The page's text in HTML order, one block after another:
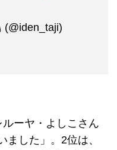
ーヤ・よしこさん
ました」。2位は、